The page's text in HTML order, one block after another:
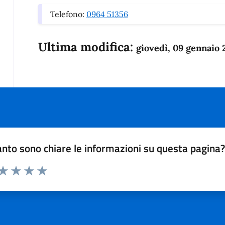
Telefono: 0964 51356
Ultima modifica: giovedì, 09 gennaio
sono chiare le informazioni su questa pagina?
da 1 a 5 stelle la pagina